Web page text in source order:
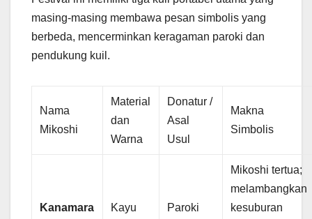
masing-masing membawa pesan simbolis yang
berbeda, mencerminkan keragaman paroki dan
pendukung kuil.
Nama
Mikoshi
Material
dan
Warna
Donatur /
Asal
Usul
Makna
Simbolis
Kanamara
Kayu
Paroki
Mikoshi tertua;
melambangkan
kesuburan